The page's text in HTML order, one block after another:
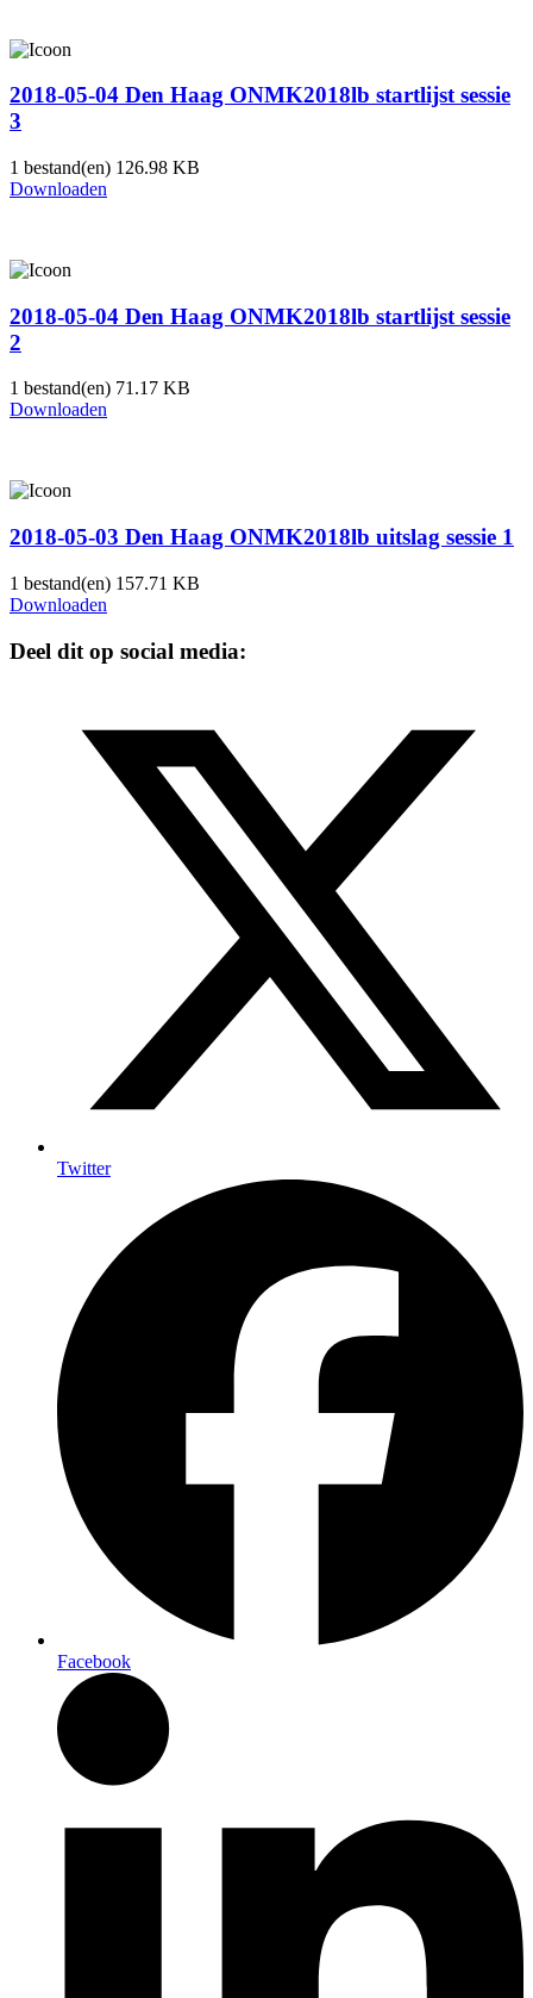
2018-05-04 Den Haag ONMK2018lb startlijst sessie
3
1 bestand(en) 126.98 KB
Downloaden
2018-05-04 Den Haag ONMK2018lb startlijst sessie
2
1 bestand(en) 71.17 KB
Downloaden
2018-05-03 Den Haag ONMK2018lb uitslag sessie 1
1 bestand(en) 157.71 KB
Downloaden
Deel dit op social media:
Twitter
Facebook